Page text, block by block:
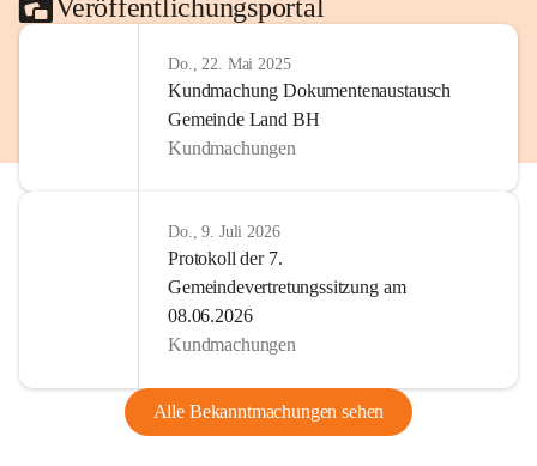
Veröffentlichungsportal
Do., 22. Mai 2025
Kundmachung Dokumentenaustausch
Gemeinde Land BH
Kundmachungen
Do., 9. Juli 2026
Protokoll der 7.
Gemeindevertretungssitzung am
08.06.2026
Kundmachungen
Alle Bekanntmachungen sehen